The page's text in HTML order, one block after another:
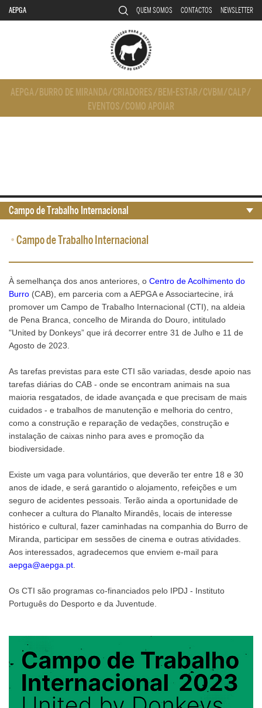
AEPGA QUEM SOMOS CONTACTOS NEWSLETTER
AEPGA/ BURRO DE MIRANDA/CRIADORES/ BEM-ESTAR/CVBM/CALP/
EVENTOS/COMO APOIAR
•Campo de Trabalho Internacional
À semelhança dos anos anteriores, o Centro de Acolhimento do
Burro (CAB), em parceria com a AEPGA e Associartecine, irá
promover um Campo de Trabalho Internacional (CTI), na aldeia
de Pena Branca, concelho de Miranda do Douro, intitulado
"United by Donkeys” que irá decorrer entre 31 de Julho e 11 de
Agosto de 2023.
As tarefas previstas para este CTI são variadas, desde apoio nas
tarefas diárias do CAB - onde se encontram animais na sua
maioria resgatados, de idade avançada e que precisam de mais
cuidados - e trabalhos de manutenção e melhoria do centro,
como a construção e reparação de vedações, construção e
instalação de caixas ninho para aves e promoção da
biodiversidade.
Existe um vaga para voluntários, que deverão ter entre 18 e 30
anos de idade, e será garantido o alojamento, refeições e um
seguro de acidentes pessoais. Terão ainda a oportunidade de
conhecer a cultura do Planalto Mirandês, locais de interesse
histórico e cultural, fazer caminhadas na companhia do Burro de
Miranda, participar em sessões de cinema e outras atividades.
Aos interessados, agradecemos que enviem e-mail para
aepga@aepga.pt
Os CTI são programas co-financiados pelo IPDJ - Instituto
Português do Desporto e da Juventude.
Campo de Trabalho Internacional